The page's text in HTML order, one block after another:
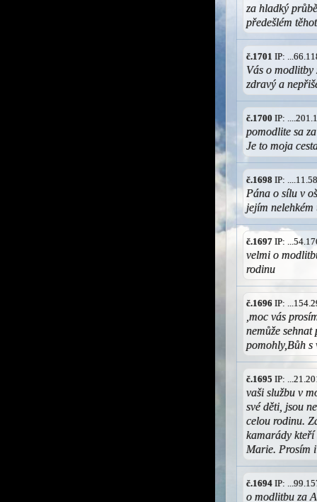
za hladký
předešlém
č.1701 IP:
Vás o modlitby
zdravý a
č.1700 IP:
pomodlite sa
Je to moja
č.1698 IP:
Pána o sílu v
jejím
č.1697 IP:
velmi o
rodinu
č.1696 IP:
,moc vás
nemůže
pomohly,Bůh s
č.1695 IP:
vaši službu v
své děti, jsou
celou rodinu.
kamarády
Marie. Prosím
č.1694 IP:
o modlitbu za